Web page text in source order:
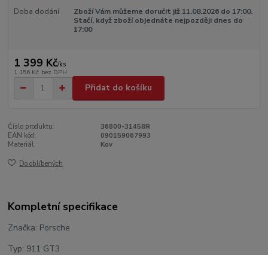
Doba dodání
Zboží Vám můžeme doručit již 11.08.2026 do 17:00.
Stačí, když zboží objednáte nejpozději dnes do
17:00
1 399 Kč/ks
1 156 Kč bez DPH
Přidat do košíku
Číslo produktu:
36800-31458R
EAN kód:
090159067993
Materiál:
Kov
Do oblíbených
Kompletní specifikace
Značka: Porsche
Typ: 911 GT3